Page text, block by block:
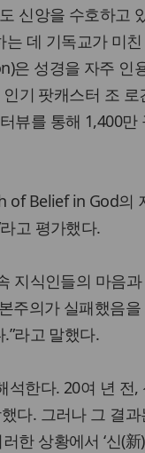
신앙을 수호하고
데 기독교가 미친
은 성경을 자주 인
기 팟캐스터 조 로
뷰를 통해 1,400만
of Belief in God의
고 평가했다.
지식인들의 마음
주의가 실패했음을
라고 말했다.
석한다. 20여 년 전,
다. 그러나 그 결과
러한 상황에서 ‘신(